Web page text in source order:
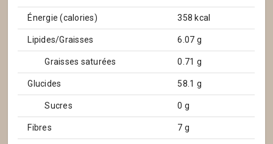
Énergie (calories) 358 kcal
Lipides/Graisses 6.07 g
Graisses saturées 0.71 g
Glucides 58.1 g
Sucres 0 g
Fibres 7 g